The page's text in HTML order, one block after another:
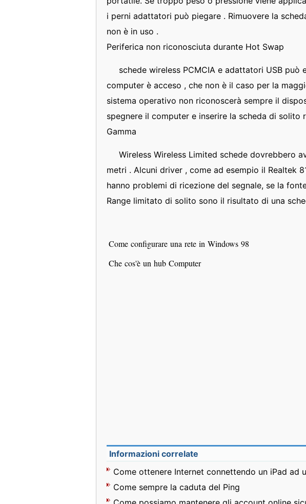
i perni adattatori può piegare . Rimuovere la
non è in uso .
Periferica non riconosciuta durante Hot Swap
schede wireless PCMCIA e adattatori USB può
computer è acceso , che non è il caso per la
sistema operativo non riconoscerà sempre il
spegnere il computer e inserire la scheda di solito
Gamma
Wireless Wireless Limited schede dovrebbero
metri . Alcuni driver , come ad esempio il Realtek
hanno problemi di ricezione del segnale, se la
Range limitato di solito sono il risultato di una
Come configurare una rete in Windows 98
Che cos'è un hub Computer
Informazioni correlate
Come ottenere Internet connettendo un iPad ad
Come sempre la caduta del Ping